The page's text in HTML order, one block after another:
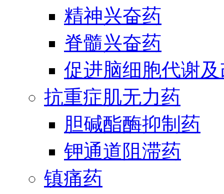
精神兴奋药
脊髓兴奋药
促进脑细胞代谢
抗重症肌无力药
胆碱酯酶抑制药
钾通道阻滞药
镇痛药